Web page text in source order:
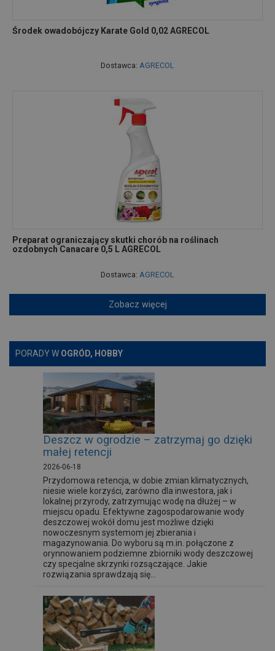
Środek owadobójczy Karate Gold 0,02 AGRECOL
Dostawca: AGRECOL
Preparat ograniczający skutki chorób na roślinach
ozdobnych Canacare 0,5 L AGRECOL
Dostawca: AGRECOL
Zobacz więcej
PORADY W OGRÓD, HOBBY
Deszcz w ogrodzie – zatrzymaj go dzięki
małej retencji
2026-06-18
Przydomowa retencja, w dobie zmian klimatycznych,
niesie wiele korzyści, zarówno dla inwestora, jak i
lokalnej przyrody, zatrzymując wodę na dłużej – w
miejscu opadu. Efektywne zagospodarowanie wody
deszczowej wokół domu jest możliwe dzięki
nowoczesnym systemom jej zbierania i
magazynowania. Do wyboru są m.in. połączone z
orynnowaniem podziemne zbiorniki wody deszczowej
czy specjalne skrzynki rozsączające. Jakie
rozwiązania sprawdzają się...